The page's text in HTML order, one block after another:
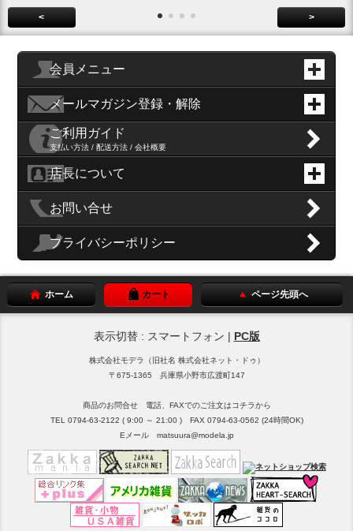
< >
会員メニュー
メールマガジン登録・解除
ご利用ガイド
支払い方法 / 配送方法 / 会社概要
店長について
お問い合せ
プライバシーポリシー
ホーム カート ページ先頭へ
表示切替 : スマートフォン | PC版
株式会社モデラ（旧社名 株式会社ネット・ドゥ）
〒675-1365 兵庫県小野市広渡町147
商品のお問合せ 電話、FAXでのご注文はコチラから
TEL 0794-63-2122 ( 9:00 ～ 21:00 ) FAX 0794-63-0562 (24時間OK)
Eメール matsuura@modela.jp